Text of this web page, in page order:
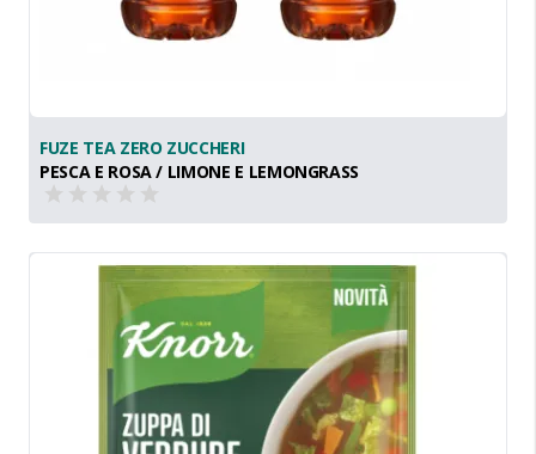
FUZE TEA ZERO ZUCCHERI
PESCA E ROSA / LIMONE E LEMONGRASS